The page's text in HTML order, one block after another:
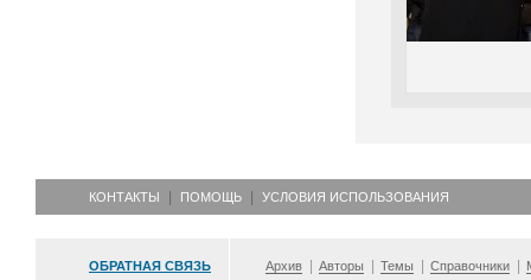
КОНТАКТЫ ПОМОЩЬ УСЛОВИЯ ИСПОЛЬЗОВАНИЯ
ОБРАТНАЯ СВЯЗЬ Архив Авторы Темы Справочники